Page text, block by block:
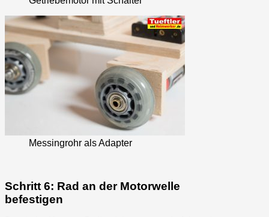
Messingrohr als Adapter
Schritt 6: Rad an der Motorwelle
befestigen